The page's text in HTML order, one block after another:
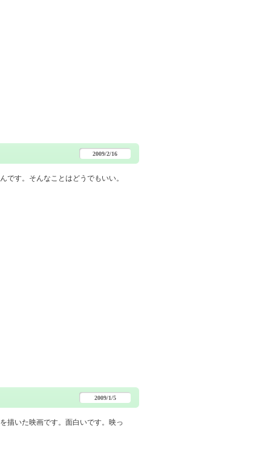
2009/2/16
です。そんなことはどうでもいい。
2009/1/5
描いた映画です。面白いです。映っ